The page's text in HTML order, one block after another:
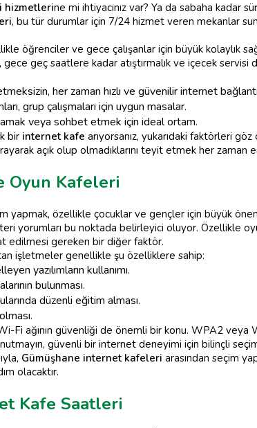
hizmetlerine mi ihtiyacınız var? Ya da sabaha kadar
, bu tür durumlar için 7/24 hizmet veren mekanlar
öğrenciler ve gece çalışanlar için büyük kolaylık
gece geç saatlere kadar atıştırmalık ve içecek servisi
her zaman hızlı ve güvenilir internet
grup çalışmaları için uygun masalar.
veya sohbet etmek için ideal ortam.
bir internet kafe arıyorsanız, yukarıdaki faktörleri
açık olup olmadıklarını teyit etmek her zaman
Oyun Kafeleri
yapmak, özellikle çocuklar ve gençler için büyük
yorumları bu noktada belirleyici oluyor. Özellikle
edilmesi gereken bir diğer faktör.
işletmeler genellikle şu özelliklere sahip:
yazılımların kullanımı.
bulunması.
düzenli eğitim alması.
Fi ağının güvenliği de önemli bir konu. WPA2
güvenli bir internet deneyimi için bilinçli
Gümüşhane internet kafeleri arasından seçim
olacaktır.
Kafe Saatleri